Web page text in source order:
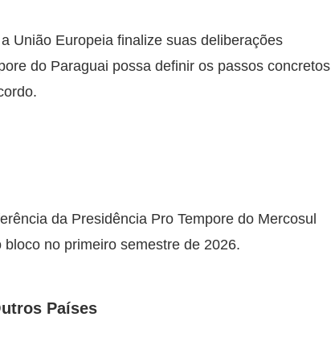
União Europeia finalize suas deliberações
do Paraguai possa definir os passos concretos
da Presidência Pro Tempore do Mercosul
no primeiro semestre de 2026.
Países